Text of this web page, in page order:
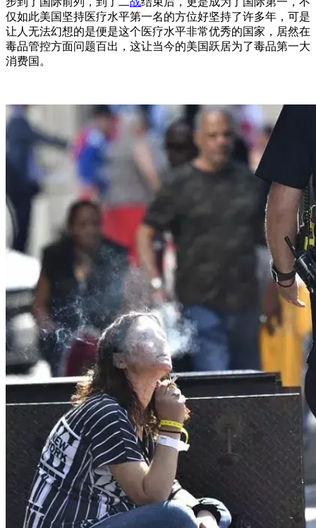
仅如此美国坚持医疗水平第一名的方位好坚持了许多年，可是
让人无法幻想的是便是这个医疗水平非常优秀的国家，居然在
毒品管控方面问题百出，这让当今的美国跃居为了毒品第一大
消费国。